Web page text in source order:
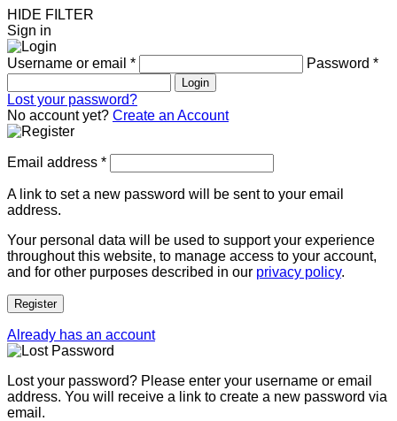
HIDE FILTER
Sign in
Username or email * Password *
Login
Lost your password?
No account yet? Create an Account
Email address *
A link to set a new password will be sent to your email
address.
Your personal data will be used to support your experience
throughout this website, to manage access to your account,
and for other purposes described in our privacy policy.
Register
Already has an account
Lost your password? Please enter your username or email
address. You will receive a link to create a new password via
email.